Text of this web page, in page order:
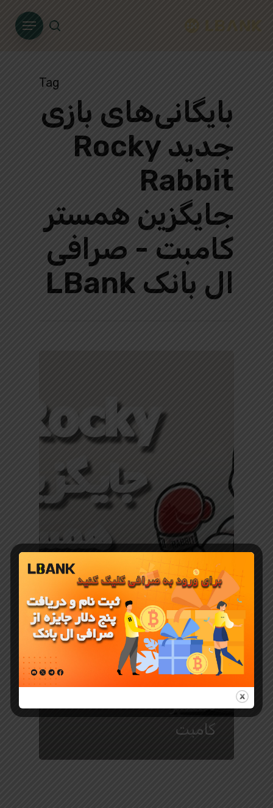
Menu
Tag
بایگانی‌های بازی
جدید Rocky
Rabbit
جایگزین همستر
کامبت - صرافی
ال بانک LBank
آموزش ارز دیجیتال معرفی ارز دیجیتال
بازی جدید
Rocky
Rabbit
جایگزین
همستر
کامبت